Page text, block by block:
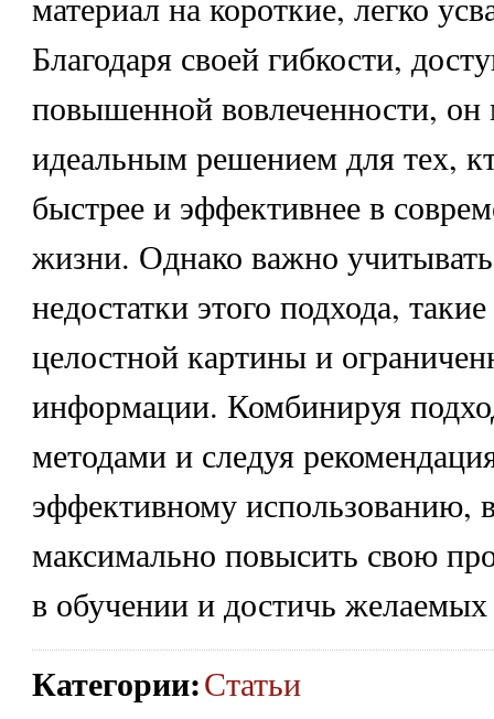
Благодаря своей гибкости,
повышенной вовлеченности, он
идеальным решением для тех,
быстрее и эффективнее в
жизни. Однако важно
недостатки этого подхода,
целостной картины и
информации. Комбинируя
методами и следуя
эффективному использованию,
максимально повысить свою
в обучении и достичь желаемых
Категории:Статьи